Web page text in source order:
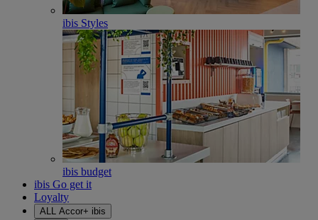
ibis Styles
ibis budget
ibis Go get it
Loyalty
ALL Accor+ ibis